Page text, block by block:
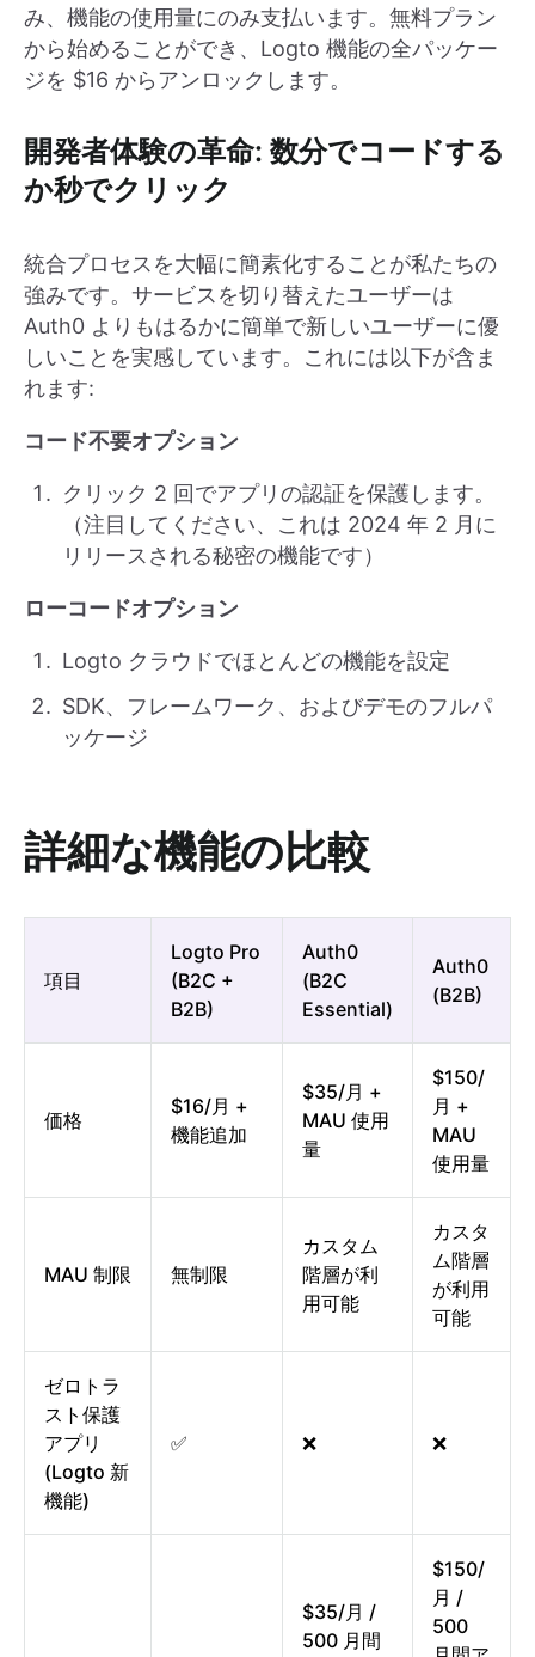
み、機能の使用量にのみ支払います。無料プラン
から始めることができ、Logto 機能の全パッケー
ジを $16 からアンロックします。
開発者体験の革命: 数分でコードする
か秒でクリック
統合プロセスを大幅に簡素化することが私たちの
強みです。サービスを切り替えたユーザーは
Auth0 よりもはるかに簡単で新しいユーザーに優
しいことを実感しています。これには以下が含ま
れます:
コード不要オプション
クリック 2 回でアプリの認証を保護します。
（注目してください、これは 2024 年 2 月に
リリースされる秘密の機能です）
ローコードオプション
Logto クラウドでほとんどの機能を設定
SDK、フレームワーク、およびデモのフルパ
ッケージ
詳細な機能の比較
項目
Logto Pro
(B2C +
B2B)
Auth0
(B2C
Essential)
Auth0
(B2B)
価格
$16/月 +
機能追加
$35/月 +
MAU 使用
量
$150/
月 +
MAU
使用量
MAU 制限 無制限
カスタム
階層が利
用可能
カスタ
ム階層
が利用
可能
ゼロトラ
スト保護
アプリ
(Logto 新
機能)
✅ ❌ ❌
$35/月 /
500 月間
$150/
月 /
500